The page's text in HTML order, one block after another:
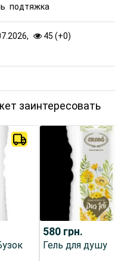
45 (+0)
подтяжка
заинтересовать
для душу Бузок
580 грн.
Гель для душу